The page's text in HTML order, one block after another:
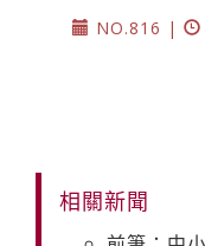
NO.816 |
相關新聞